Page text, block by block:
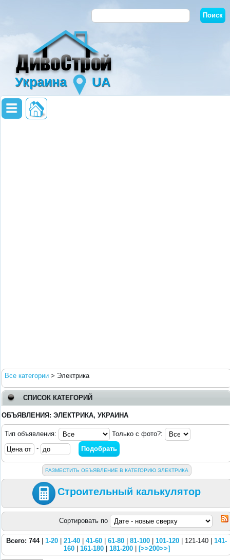
Украина UA
Все категории > Электрика
СПИСОК КАТЕГОРИЙ
ОБЪЯВЛЕНИЯ: ЭЛЕКТРИКА, УКРАИНА
Тип объявления:
Только с фото?:
-
РАЗМЕСТИТЬ ОБЪЯВЛЕНИЕ В КАТЕГОРИЮ ЭЛЕКТРИКА
Строительный калькулятор
Сортировать по
Всего: 744| 1-20 21-40 41-60 61-80 81-100 101-120 | 121-140 | 141-
160| 161-180| 181-200| [>>200>>]